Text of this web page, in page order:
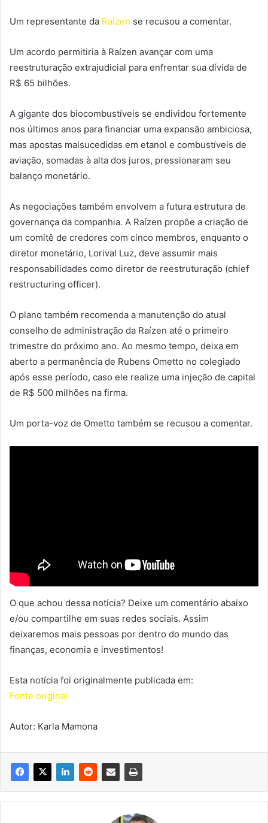
Um representante da Raízen se recusou a comentar.
Um acordo permitiria à Raízen avançar com uma
reestruturação extrajudicial para enfrentar sua dívida de
R$ 65 bilhões.
A gigante dos biocombustíveis se endividou fortemente
nos últimos anos para financiar uma expansão ambiciosa,
mas apostas malsucedidas em etanol e combustíveis de
aviação, somadas à alta dos juros, pressionaram seu
balanço monetário.
As negociações também envolvem a futura estrutura de
governança da companhia. A Raízen propõe a criação de
um comitê de credores com cinco membros, enquanto o
diretor monetário, Lorival Luz, deve assumir mais
responsabilidades como diretor de reestruturação (chief
restructuring officer).
O plano também recomenda a manutenção do atual
conselho de administração da Raízen até o primeiro
trimestre do próximo ano. Ao mesmo tempo, deixa em
aberto a permanência de Rubens Ometto no colegiado
após esse período, caso ele realize uma injeção de capital
de R$ 500 milhões na firma.
Um porta-voz de Ometto também se recusou a comentar.
O que achou dessa notícia? Deixe um comentário abaixo
e/ou compartilhe em suas redes sociais. Assim
deixaremos mais pessoas por dentro do mundo das
finanças, economia e investimentos!
Esta notícia foi originalmente publicada em:
Fonte original
Autor: Karla Mamona